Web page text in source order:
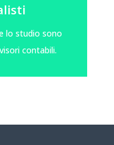
lo studio sono
contabili.